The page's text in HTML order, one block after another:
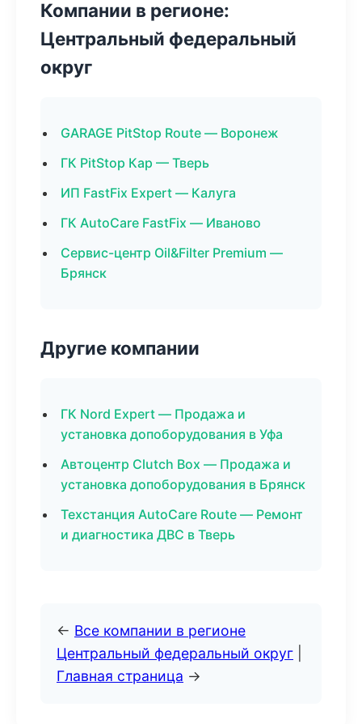
Компании в регионе:
Центральный федеральный
округ
GARAGE PitStop Route — Воронеж
ГК PitStop Кар — Тверь
ИП FastFix Expert — Калуга
ГК AutoCare FastFix — Иваново
Сервис-центр Oil&Filter Premium —
Брянск
Другие компании
ГК Nord Expert — Продажа и
установка допоборудования в Уфа
Автоцентр Clutch Box — Продажа и
установка допоборудования в Брянск
Техстанция AutoCare Route — Ремонт
и диагностика ДВС в Тверь
← Все компании в регионе
Центральный федеральный округ
Главная страница →